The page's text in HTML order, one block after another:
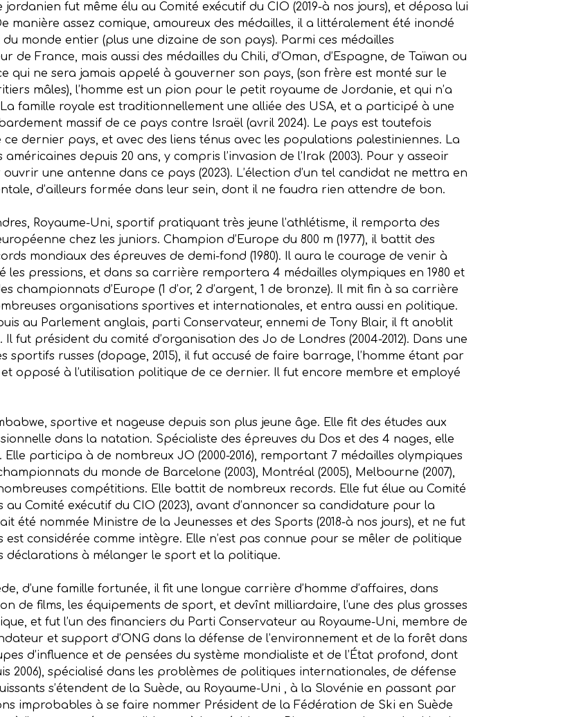
jordanien fut même élu au Comité exécutif du CIO (2019-à nos jours), et déposa lui
manière assez comique, amoureux des médailles, il a littéralement été inondé
monde entier (plus une dizaine de son pays). Parmi ces médailles
de France, mais aussi des médailles du Chili, d’Oman, d’Espagne, de Taïwan ou
qui ne sera jamais appelé à gouverner son pays, (son frère est monté sur le
mâles), l’homme est un pion pour le petit royaume de Jordanie, et qui n’a
famille royale est traditionnellement une alliée des USA, et a participé à une
massif de ce pays contre Israël (avril 2024). Le pays est toutefois
dernier pays, et avec des liens ténus avec les populations palestiniennes. La
depuis 20 ans, y compris l’invasion de l’Irak (2003). Pour y asseoir
une antenne dans ce pays (2023). L’élection d’un tel candidat ne mettra en
d’ailleurs formée dans leur sein, dont il ne faudra rien attendre de bon.
Royaume-Uni, sportif pratiquant très jeune l’athlétisme, il remporta des
chez les juniors. Champion d’Europe du 800 m (1977), il battit des
mondiaux des épreuves de demi-fond (1980). Il aura le courage de venir à
pressions, et dans sa carrière remportera 4 médailles olympiques en 1980 et
championnats d’Europe (1 d’or, 2 d’argent, 1 de bronze). Il mit fin à sa carrière
organisations sportives et internationales, et entra aussi en politique.
au Parlement anglais, parti Conservateur, ennemi de Tony Blair, il ft anoblit
Il fut président du comité d’organisation des Jo de Londres (2004-2012). Dans une
russes (dopage, 2015), il fut accusé de faire barrage, l’homme étant par
opposé à l’utilisation politique de ce dernier. Il fut encore membre et employé
sportive et nageuse depuis son plus jeune âge. Elle fit des études aux
dans la natation. Spécialiste des épreuves du Dos et des 4 nages, elle
participa à de nombreux JO (2000-2016), remportant 7 médailles olympiques
du monde de Barcelone (2003), Montréal (2005), Melbourne (2007),
compétitions. Elle battit de nombreux records. Elle fut élue au Comité
au Comité exécutif du CIO (2023), avant d’annoncer sa candidature pour la
été nommée Ministre de la Jeunesses et des Sports (2018-à nos jours), et ne fut
considérée comme intègre. Elle n’est pas connue pour se mêler de politique
déclarations à mélanger le sport et la politique.
d’une famille fortunée, il fit une longue carrière d’homme d’affaires, dans
de films, les équipements de sport, et devînt milliardaire, l’une des plus grosses
et fut l’un des financiers du Parti Conservateur au Royaume-Uni, membre de
et support d’ONG dans la défense de l’environnement et de la forêt dans
d’influence et de pensées du système mondialiste et de l’État profond, dont
2006), spécialisé dans les problèmes de politiques internationales, de défense
s’étendent de la Suède, au Royaume-Uni , à la Slovénie en passant par
improbables à se faire nommer Président de la Fédération de Ski en Suède